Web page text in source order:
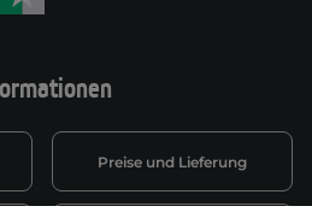
Preise und Lieferung